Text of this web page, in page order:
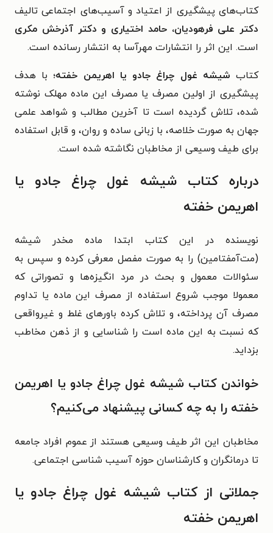
کتاب‌های پیشگیری از اعتیاد و آسیب‌های اجتماعی تالیف
دکتر علی فرهودیان، حامد اختیاری و دکتر آذرخش مکری
است. این اثر را انتشارات مهرآسا به انتشار رسانده است.
کتاب شیشه غول چراغ جادو یا اهریمن خفته؛ با هدف
پیشگیری از اولین مصرف یا مصرف این ماده مهلک نوشته
شده، تلاش گردیده است تا آخرین مطالب و شواهد علمی
جهان به صورت خلاصه، با زبانی ساده و روان، و قابل استفاده
برای طیف وسیعی از مخاطبان نگاشته شده است.
درباره کتاب شیشه غول چراغ جادو یا
اهریمن خفته
نویسنده در این کتاب ابتدا ماده مخدر شیشه
(مت‌آمفتامین) را به صورت مفصل معرفی کرده و سپس به
سئوالات معمول و بحث در مرد انگیزه‌ها و تصوراتی که
معمولا موجب شروع استفاده از مصرف این ماده یا تداوم
مصرف آن پرداخته، و تلاش کرده باورهای غلط و غیرواقعی
که نسبت به این ماده است را شناسایی و از ذهن مخاطب
بزداید.
خواندن کتاب شیشه غول چراغ جادو یا اهریمن
خفته را به چه کسانی پیشنهاد می‌کنیم؟
مخاطبان این اثر طیف وسیعی هستند از عموم افراد جامعه
تا درمانگران و کارشناسان حوزه آسیب شناسی اجتماعی.
جملاتی از کتاب شیشه غول چراغ جادو یا
اهریمن خفته